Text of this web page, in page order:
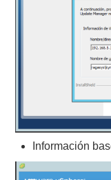
Información